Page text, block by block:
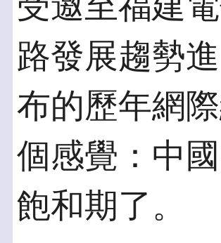
路發展趨勢
布的歷年網
個感覺：中
飽和期了。